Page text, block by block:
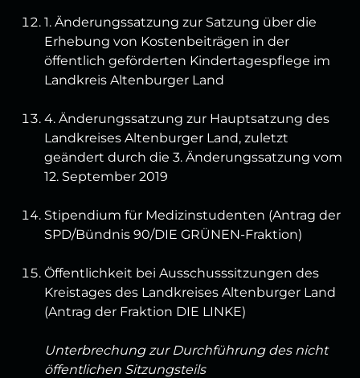
1. Änderungssatzung zur Satzung über die
Erhebung von Kostenbeiträgen in der
öffentlich geförderten Kindertagespflege im
Landkreis Altenburger Land
4. Änderungssatzung zur Hauptsatzung des
Landkreises Altenburger Land, zuletzt
geändert durch die 3. Änderungssatzung vom
12. September 2019
Stipendium für Medizinstudenten (Antrag der
SPD/Bündnis 90/DIE GRÜNEN-Fraktion)
Öffentlichkeit bei Ausschusssitzungen des
Kreistages des Landkreises Altenburger Land
(Antrag der Fraktion DIE LINKE)
Unterbrechung zur Durchführung des nicht
öffentlichen Sitzungsteils